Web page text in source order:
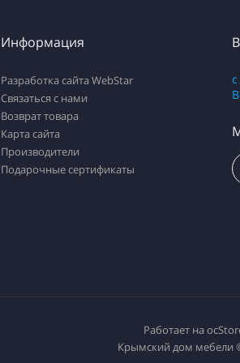
Информация
Разработка сайта WebStar
Связаться с нами
Возврат товара
Карта сайта
Производители
Подарочные сертификаты
Работает на
Крымский дом мебели